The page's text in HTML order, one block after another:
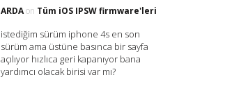
ARDAon Tüm iOS IPSW firmware'leri
istediğim sürüm iphone 4s en son
sürüm ama üstüne basınca bir sayfa
açılıyor hızlıca geri kapanıyor bana
yardımcı olacak birisi var mı?